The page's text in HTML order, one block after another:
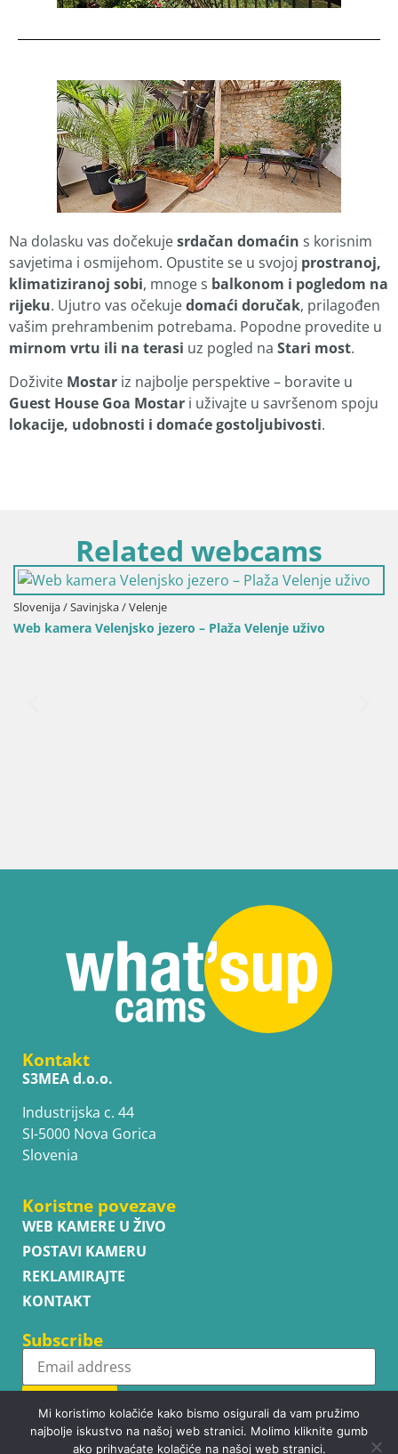
Na dolasku vas dočekujesrdačan domaćin s korisnim
savjetima i osmijehom. Opustite se u svojoj prostranoj,
klimatiziranoj sobi, mnoge s balkonom i pogledom na
rijeku. Ujutro vas očekujedomaći doručak, prilagođen
vašim prehrambenim potrebama. Popodne provedite u
mirnom vrtu ili na terasi uz pogled na Stari most.
Doživite Mostar iz najbolje perspektive – boravite u
Guest House Goa Mostar i uživajte u savršenom spoju
lokacije, udobnosti i domaće gostoljubivosti.
Related webcams
Slovenija / Savinjska / Velenje
Web kamera Velenjsko jezero – Plaža Velenje uživo
Kontakt
S3MEA d.o.o.
Industrijska c. 44
SI-5000 Nova Gorica
Slovenia
Koristne povezave
WEB KAMERE U ŽIVO
POSTAVI KAMERU
REKLAMIRAJTE
KONTAKT
Subscribe
Subscribe
Mi koristimo kolačiće kako bismo osigurali da vam pružimo
najbolje iskustvo na našoj web stranici. Molimo kliknite gumb
ako prihvaćate kolačiće na našoj web stranici.